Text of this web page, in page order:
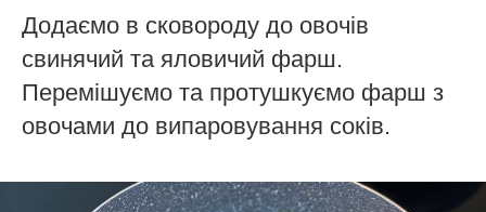
Додаємо в сковороду до овочів
свинячий та яловичий фарш.
Перемішуємо та протушкуємо фарш з
овочами до випаровування соків.